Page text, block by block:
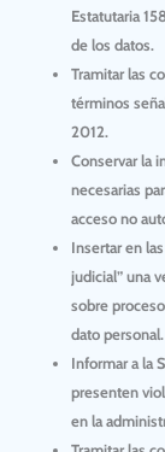
Estatutaria
de los datos.
Tramitar las
términos
2012.
Conservar la
necesarias
acceso no
Insertar en
judicial” una
sobre
dato personal.
Informar a la
presenten
en la